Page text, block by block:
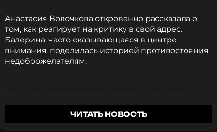
Анастасия Волочкова откровенно рассказала о
том, как реагирует на критику в свой адрес.
Балерина, часто оказывающаяся в центре
внимания, поделилась историей противостояния
недоброжелателям.
Трудности преследовали артистку с самого
начала ее пути. Еще в хореографическом училище
юная Настя столкнулась с неприятием
ЧИТАТЬ НОВОСТЬ